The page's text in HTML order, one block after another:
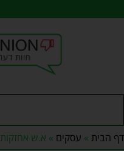
דף הבית » עסקים » א.ש אחזקות